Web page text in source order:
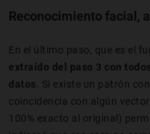
Reconocimiento facial,
En el último paso, que es el
extraído del paso 3 con
datos . Si existe un patrón
coincidencia con algún
100% exacto al original)